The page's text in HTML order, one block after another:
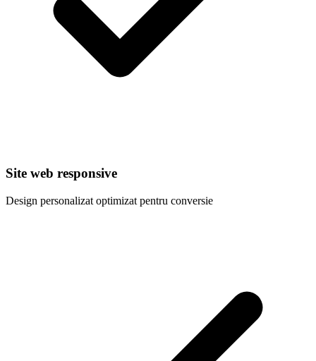
Site web responsive
Design personalizat optimizat pentru conversie